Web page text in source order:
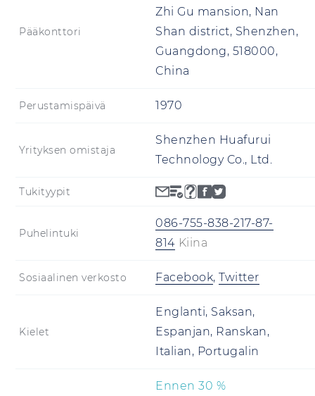
Pääkonttori
Zhi Gu mansion, Nan
Shan district, Shenzhen,
Guangdong, 518000,
China
Perustamispäivä 1970
Yrityksen omistaja
Shenzhen Huafurui
Technology Co., Ltd.
Tukityypit
Puhelintuki
086-755-838-217-87-
814 Kiina
Sosiaalinen verkosto Facebook, Twitter
Kielet
Englanti, Saksan,
Espanjan, Ranskan,
Italian, Portugalin
Ennen 30 %